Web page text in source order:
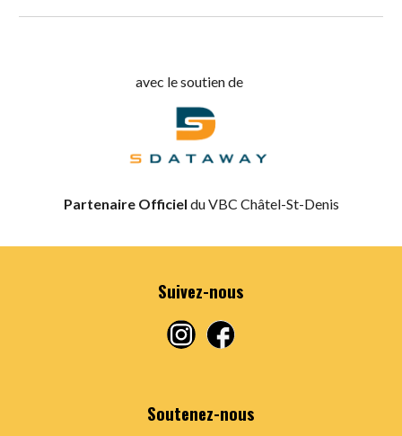
avec le soutien de
Partenaire Officiel du VBC Châtel-St-Denis
Suivez-nous
Soutenez-nous